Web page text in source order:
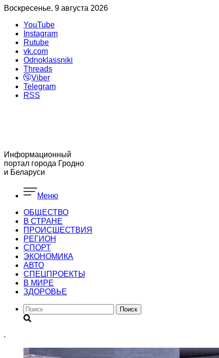
Воскресенье, 9 августа 2026
YouTube
Instagram
Rutube
vk.com
Odnoklassniki
Threads
Viber
Telegram
RSS
Информационный
портал города Гродно
и Беларуси
Меню
ОБЩЕСТВО
В СТРАНЕ
ПРОИСШЕСТВИЯ
РЕГИОН
CПОРТ
ЭКОНОМИКА
АВТО
СПЕЦПРОЕКТЫ
В МИРЕ
ЗДОРОВЬЕ
Поиск